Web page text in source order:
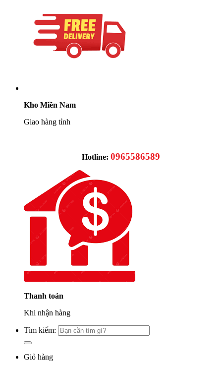
Kho Miền Nam
Giao hàng tỉnh
Hotline: 0965586589
Thanh toán
Khi nhận hàng
Tìm kiếm:
Giỏ hàng